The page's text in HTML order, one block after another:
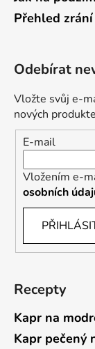
Přehled
Odebírat
Vložte svůj e-
nových
E-mail
Vložením e-
osobních
Recepty
Kapr na
Kapr pečený